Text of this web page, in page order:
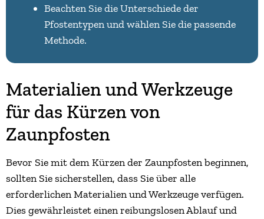
Beachten Sie die Unterschiede der
Pfostentypen und wählen Sie die passende
Methode.
Materialien und Werkzeuge
für das Kürzen von
Zaunpfosten
Bevor Sie mit dem Kürzen der Zaunpfosten beginnen,
sollten Sie sicherstellen, dass Sie über alle
erforderlichen Materialien und Werkzeuge verfügen.
Dies gewährleistet einen reibungslosen Ablauf und